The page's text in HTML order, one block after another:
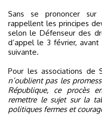
Sans se prononcer
rappellent les principes
selon le Défenseur des
d’appel le 3 février,
suivante.
Pour les associations de
n’oublient pas les
République, ce procès
remettre le sujet sur la
politiques fermes et